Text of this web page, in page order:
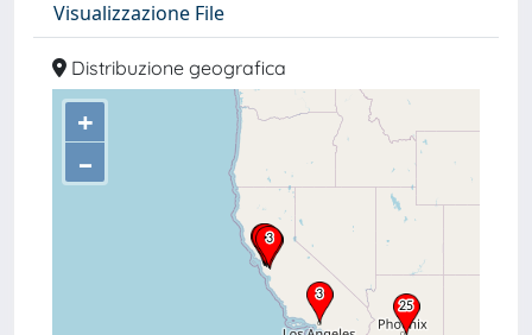
Visualizzazione File
Distribuzione geografica
+
–